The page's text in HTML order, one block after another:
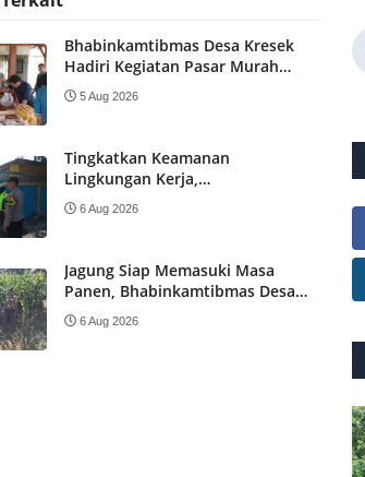
Bhabinkamtibmas Desa Kresek
Hadiri Kegiatan Pasar Murah
Bersubsidi Pemkab Madiun
5 Aug 2026
Tingkatkan Keamanan
Lingkungan Kerja,
Bhabinkamtibmas Desa Balerejo
Sambangi Security Gudang Semen
6 Aug 2026
Jagung Siap Memasuki Masa
Panen, Bhabinkamtibmas Desa
Gemarang Berikan Pendampingan
kepada Petani
6 Aug 2026